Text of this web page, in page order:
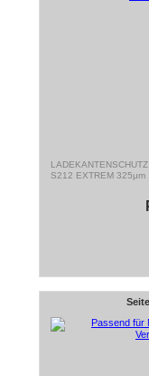
S212 EXTREM 325µm